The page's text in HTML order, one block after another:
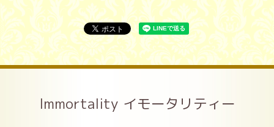
Immortality イモータリティー